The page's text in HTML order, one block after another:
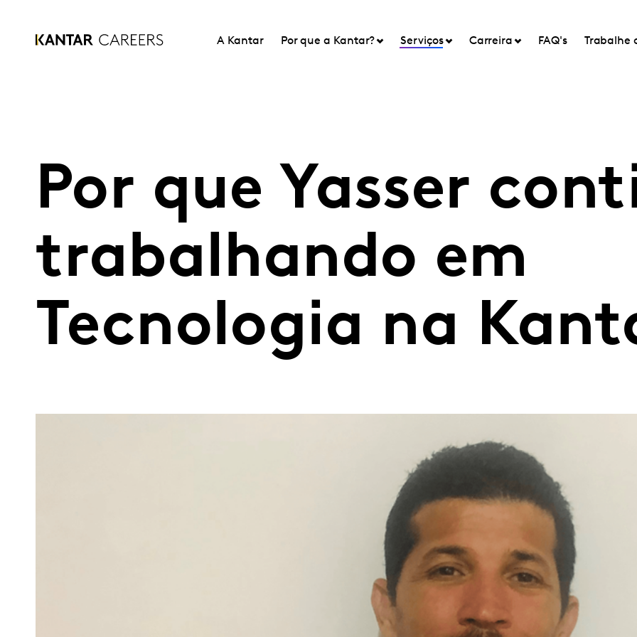
A Kantar Por que a Kantar? Serviços Carreira FAQ's Trabalhe
Por que Yasser
trabalhando em
Tecnologia na